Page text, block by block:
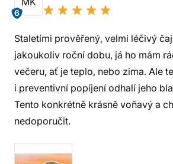
6
Staletími prověřený, velmi léčivý
jakoukoliv roční dobu, já ho mám
večeru, ať je teplo, nebo zima. Ale
i preventivní popíjení odhalí jeho
Tento konkrétně krásně voňavý a
nedoporučit.